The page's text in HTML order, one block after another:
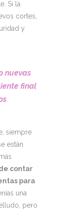
Si la
cortes,
y
nuevas
final
siempre
están
contar
para
una
pero